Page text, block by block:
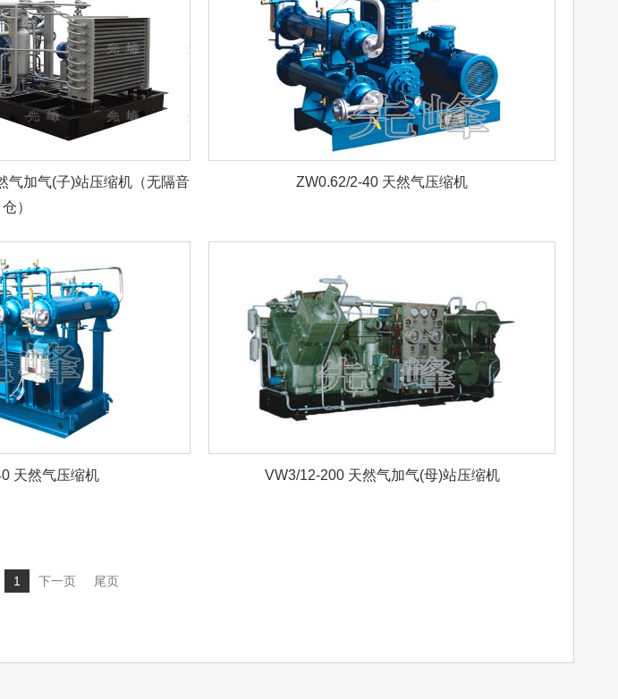
气加气(子)站压缩机（无隔音
仓）
ZW0.62/2-40 天然气压缩机
天然气压缩机 VW3/12-200 天然气加气(母)站压缩机
1 下一页 尾页